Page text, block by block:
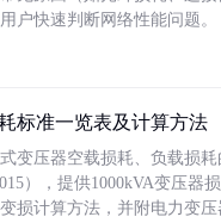
户快速判断网络性能问题。
标准一览表及计算方法
变压器空载损耗、负载损
），提供1000kVA变压器
损计算方法，并附电力变